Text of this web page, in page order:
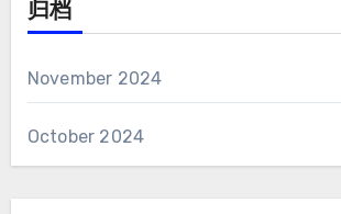
归档
November 2024
October 2024